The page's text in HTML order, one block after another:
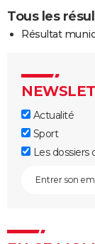
Tous les
Résultat
Actualité
Sport
Les dossiers